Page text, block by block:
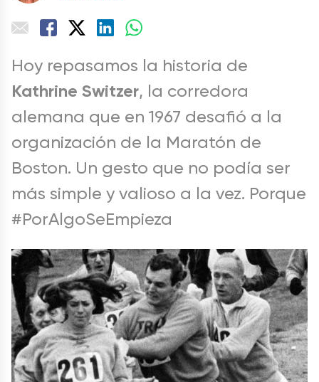
Hoy repasamos la historia de
Kathrine Switzer, la corredora
alemana que en 1967 desafió a la
organización de la Maratón de
Boston. Un gesto que no podía ser
más simple y valioso a la vez. Porque
#PorAlgoSeEmpieza